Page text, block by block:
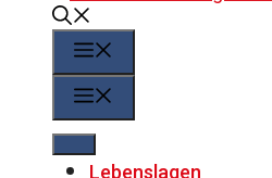
Lebenslagen